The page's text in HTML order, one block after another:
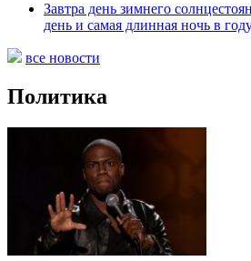
Завтра день зимнего
день и самая длинная ночь в
все новости
Политика